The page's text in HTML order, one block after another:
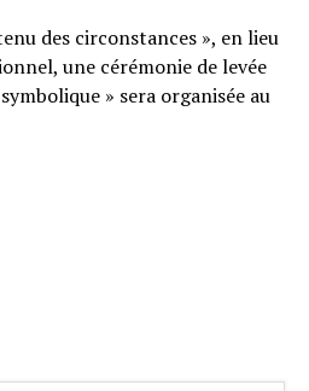
des circonstances », en lieu
une cérémonie de levée
» sera organisée au